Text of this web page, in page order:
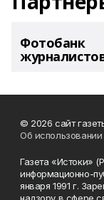
Фотобанк
© 2026 сайт
Об
Газета «Истоки»
информационно-
января 1991 г.